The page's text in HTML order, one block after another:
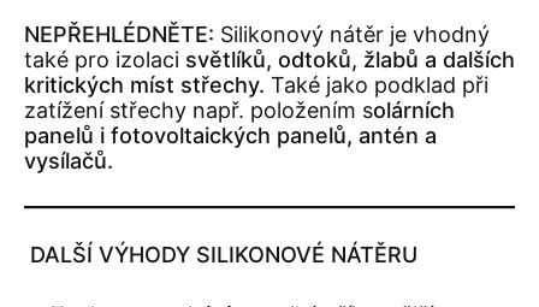
NEPŘEHLÉDNĚTE: Silikonový nátěr je vhodný
také pro izolaci světlíků, odtoků, žlabů a dalších
kritických míst střechy. Také jako podklad při
zatížení střechy např. položením solárních
panelů i fotovoltaických panelů, antén a
vysílačů.
DALŠÍ VÝHODY SILIKONOVÉ NÁTĚRU